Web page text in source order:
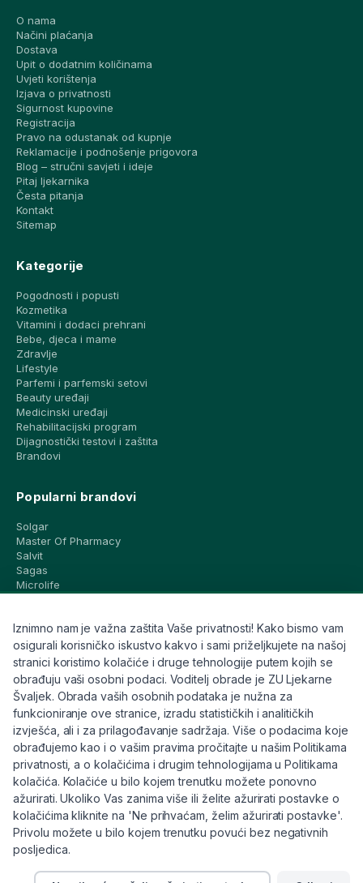
O nama
Načini plaćanja
Dostava
Upit o dodatnim količinama
Uvjeti korištenja
Izjava o privatnosti
Sigurnost kupovine
Registracija
Pravo na odustanak od kupnje
Reklamacije i podnošenje prigovora
Blog – stručni savjeti i ideje
Pitaj ljekarnika
Česta pitanja
Kontakt
Sitemap
Kategorije
Pogodnosti i popusti
Kozmetika
Vitamini i dodaci prehrani
Bebe, djeca i mame
Zdravlje
Lifestyle
Parfemi i parfemski setovi
Beauty uređaji
Medicinski uređaji
Rehabilitacijski program
Dijagnostički testovi i zaštita
Brandovi
Popularni brandovi
Solgar
Master Of Pharmacy
Salvit
Sagas
Microlife
CeraVe
Eucerin
Avene
Bioderma
Svi brandovi
Info
Trebate pomoć ili imate pitanja?
+385 91 6191 901
info@eljekarna24.hr
Iznimno nam je važna zaštita Vaše privatnosti! Kako bismo vam
osigurali korisničko iskustvo kakvo i sami priželjkujete na našoj
stranici koristimo kolačiće i druge tehnologije putem kojih se
obrađuju vaši osobni podaci. Voditelj obrade je ZU Ljekarne
Švaljek. Obrada vaših osobnih podataka je nužna za
funkcioniranje ove stranice, izradu statističkih i analitičkih
izvješća, ali i za prilagođavanje sadržaja. Više o podacima koje
obrađujemo kao i o vašim pravima pročitajte u našim Politikama
privatnosti, a o kolačićima i drugim tehnologijama u Politikama
kolačića. Kolačiće u bilo kojem trenutku možete ponovno
ažurirati. Ukoliko Vas zanima više ili želite ažurirati postavke o
kolačićima kliknite na 'Ne prihvaćam, želim ažurirati postavke'.
Privolu možete u bilo kojem trenutku povući bez negativnih
posljedica.